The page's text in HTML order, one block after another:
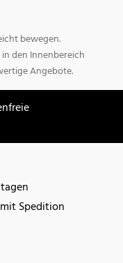
bewegen.
den Innenbereich
Angebote.
Spedition